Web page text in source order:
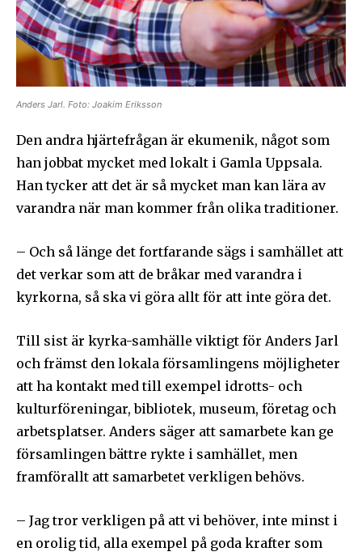
Anders Jarl. Foto: Joakim Eriksson
Den andra hjärtefrågan är ekumenik, något som
han jobbat mycket med lokalt i Gamla Uppsala.
Han tycker att det är så mycket man kan lära av
varandra när man kommer från olika traditioner.
– Och så länge det fortfarande sägs i samhället att
det verkar som att de bråkar med varandra i
kyrkorna, så ska vi göra allt för att inte göra det.
Till sist är kyrka-samhälle viktigt för Anders Jarl
och främst den lokala församlingens möjligheter
att ha kontakt med till exempel idrotts- och
kulturföreningar, bibliotek, museum, företag och
arbetsplatser. Anders säger att samarbete kan ge
församlingen bättre rykte i samhället, men
framförallt att samarbetet verkligen behövs.
– Jag tror verkligen på att vi behöver, inte minst i
en orolig tid, alla exempel på goda krafter som